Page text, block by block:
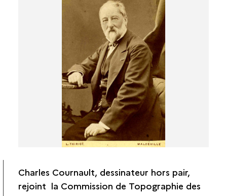
Gabriel de Mortillet
Le Touzé de Longuemar
René de Kerviler
L'abbé Cochet
Auguste Longnon
Paul Tournal
Charles Cournault
Ernest Théodore Hamy
Edouard Flouest
Ernest Chantre
Charles Cournault, dessinateur hors pair,
rejoint la Commission de Topographie des